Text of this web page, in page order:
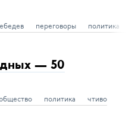
переговоры политика
— 50
политика чтиво